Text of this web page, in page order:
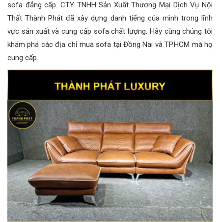
sofa đẳng cấp. CTY TNHH Sản Xuất Thương Mại Dịch Vụ Nội
Thất Thành Phát đã xây dựng danh tiếng của mình trong lĩnh
vực sản xuất và cung cấp sofa chất lượng. Hãy cùng chúng tôi
khám phá các địa chỉ mua sofa tại Đồng Nai và TP.HCM mà họ
cung cấp.